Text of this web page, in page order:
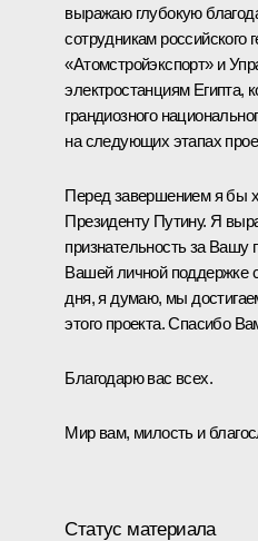
выражаю глубокую
сотрудникам российского
«Атомстройэкспорт» и
электростанциям Египта,
грандиозного
на следующих этапах
Перед завершением я бы
Президенту Путину. Я
признательность за Вашу
Вашей личной поддержке
дня, я думаю, мы
этого проекта. Спасибо
Благодарю вас всех.
Мир вам, милость и
Статус материала